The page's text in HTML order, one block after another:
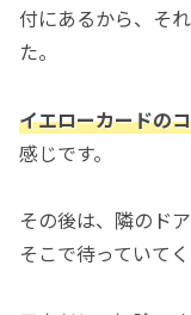
付にあるから、そ
た。
イエローカードの
感じです。
その後は、隣のド
そこで待っていて